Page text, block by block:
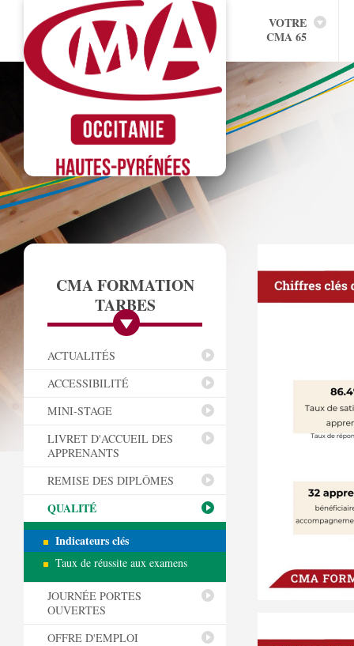
VOTRE
CMA 65
CMA FORMATION
TARBES
ACTUALITÉS
ACCESSIBILITÉ
MINI-STAGE
LIVRET D'ACCUEIL DES
APPRENANTS
REMISE DES DIPLÔMES
QUALITÉ
Indicateurs clés
Taux de réussite aux examens
JOURNÉE PORTES
OUVERTES
OFFRE D'EMPLOI